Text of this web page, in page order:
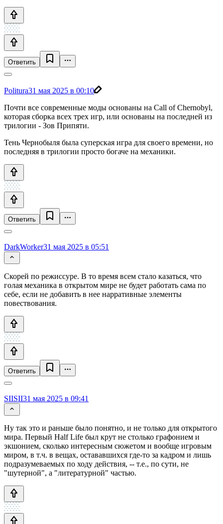
Ответить
Politura31 мая 2025 в 00:10
Почти все современные моды основаны на Call of Chernobyl,
которая сборка всех трех игр, или основаны на последней из
трилогии - Зов Припяти.
Тень Чернобыля была суперская игра для своего времени, но
последняя в трилогии просто богаче на механики.
Ответить
DarkWorker31 мая 2025 в 05:51
Скорей по режиссуре. В то время всем стало казаться, что
голая механика в открытом мире не будет работать сама по
себе, если не добавить в нее нарративные элементы
повествования.
Ответить
SIISII31 мая 2025 в 09:41
Ну так это и раньше было понятно, и не только для открытого
мира. Первый Half Life был крут не столько графонием и
экшонием, сколько интересным сюжетом и вообще игровым
миром, в т.ч. в вещах, остававшихся где-то за кадром и лишь
подразумеваемых по ходу действия, -- т.е., по сути, не
"шутерной", а "литературной" частью.